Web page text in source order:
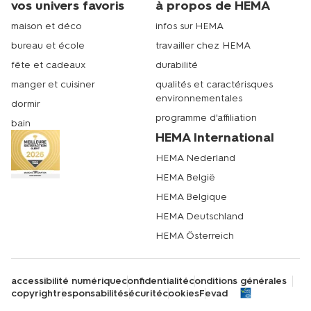
tendances et vous proposer des designs toujours plus
aussi beau que le cadeau qu'il contient !
offre plusieurs options pratiques. Vous pouvez découvrir
notre collection complète dans l'un de nos magasins où
nos conseillers se feront un plaisir de vous guider dans
votre choix. HEMA a plus de 65 magasins en France.
Rendez-vous dans votre magasin le plus proche ou sur
hema.com.
vos univers favoris
maison et déco
bureau et école
fête et cadeaux
manger et cuisiner
dormir
bain
à propos de HEMA
infos sur HEMA
travailler chez HEMA
durabilité
qualités et caractérisques
environnementales
programme d'affiliation
HEMA International
HEMA Nederland
HEMA België
HEMA Belgique
HEMA Deutschland
HEMA Österreich
accessibilité numériqueconfidentialitéconditions générales
copyrightresponsabilitésécuritécookiesFevad